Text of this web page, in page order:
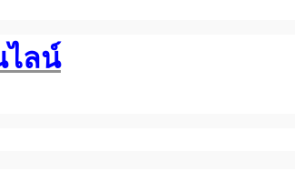
ไลน์